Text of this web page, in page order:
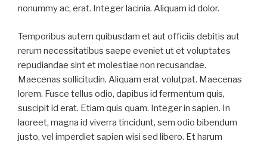
nonummy ac, erat. Integer lacinia. Aliquam id dolor.
Temporibus autem quibusdam et aut officiis debitis aut
rerum necessitatibus saepe eveniet ut et voluptates
repudiandae sint et molestiae non recusandae.
Maecenas sollicitudin. Aliquam erat volutpat. Maecenas
lorem. Fusce tellus odio, dapibus id fermentum quis,
suscipit id erat. Etiam quis quam. Integer in sapien. In
laoreet, magna id viverra tincidunt, sem odio bibendum
justo, vel imperdiet sapien wisi sed libero. Et harum